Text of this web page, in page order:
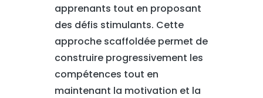
apprenants tout en proposant
des défis stimulants. Cette
approche scaffoldée permet de
construire progressivement les
compétences tout en
maintenant la motivation et la